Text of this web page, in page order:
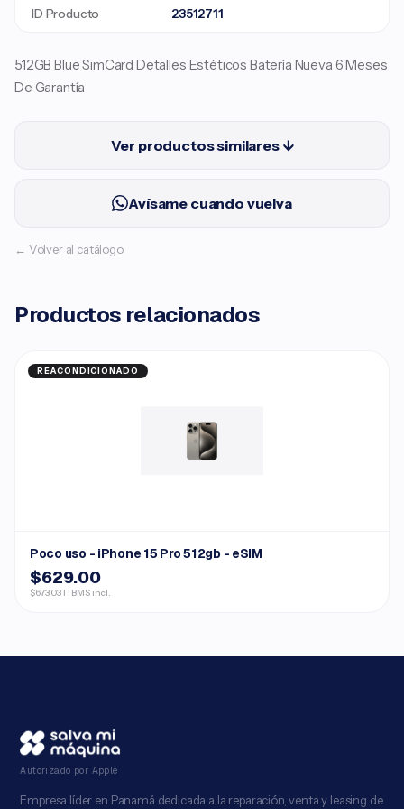
ID Producto 23512711
512GB Blue SimCard Detalles Estéticos Batería Nueva 6 Meses
De Garantía
Ver productos similares ↓
Avísame cuando vuelva
← Volver al catálogo
Productos relacionados
REACONDICIONADO
Poco uso - iPhone 15 Pro 512gb - eSIM
$629.00
$673.03 ITBMS incl.
Autorizado por Apple
Empresa líder en Panamá dedicada a la reparación, venta y leasing de